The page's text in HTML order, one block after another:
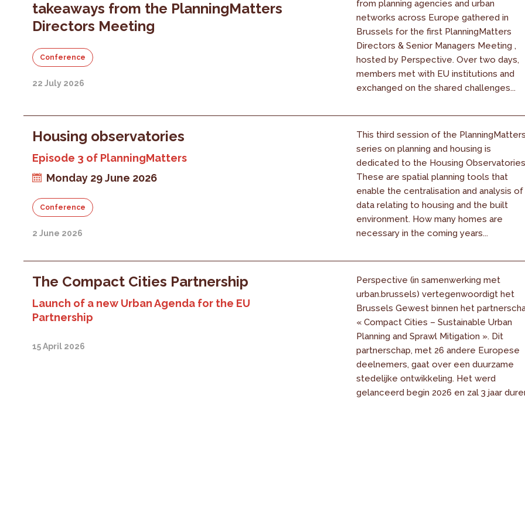
takeaways from the PlanningMatters
Directors Meeting
Conference
22 July 2026
from planning agencies and urban
networks across Europe gathered in
Brussels for the first PlanningMatters
Directors & Senior Managers Meeting ,
hosted by Perspective. Over two days,
members met with EU institutions and
exchanged on the shared challenges...
Housing observatories
Episode 3 of PlanningMatters
Monday 29 June 2026
Conference
2 June 2026
This third session of the
series on planning and housing is
dedicated to the Housing
These are spatial planning tools that
enable the centralisation and analysis of
data relating to housing and the built
environment. How many homes are
necessary in the coming years...
The Compact Cities Partnership
Launch of a new Urban Agenda for the EU
Partnership
15 April 2026
Perspective (in samenwerking met
urban.brussels) vertegenwoordigt het
Brussels Gewest binnen het
« Compact Cities – Sustainable Urban
Planning and Sprawl Mitigation ». Dit
partnerschap, met 26 andere Europese
deelnemers, gaat over een duurzame
stedelijke ontwikkeling. Het werd
gelanceerd begin 2026 en zal 3 jaar